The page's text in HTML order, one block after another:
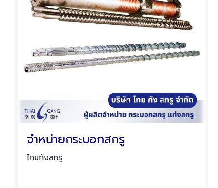
จำหน่ายกระบอกสกรู
ไทยกังสกรู